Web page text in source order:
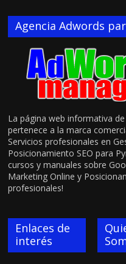
Agencia Adwords
La página web informativa
pertenece a la marca
Servicios profesionales en
Posicionamiento SEO para
cursos y manuales sobre
Marketing Online y
profesionales!
Enlaces de
interés